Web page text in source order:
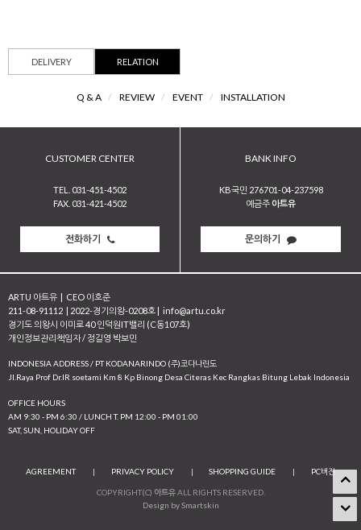
DELIVERY RELATION
Q & A / REVIEW / EVENT / INSTALLATION
CUSTOMER CENTER
TEL. 031-451-4502
FAX. 031-421-4502
전화하기
BANK INFO
KB국민 276701-04-237598
예금주 아트유
문의하기
ARTU 아트유 | CEO 이호준
211-08-91112 | 2022-경기의왕-0208호 | info@artu.co.kr
경기도 의왕시 이미로 40 인덕원IT밸리 (C동107호)
개인정보관리책임자 / 정길영 박보민
INDONESIA ADDRESS / PT KODANARINDO (주)코다나린도
JI.Raya Prof Dr.IR soetami Km 8 Kp Binong Desa Citeras Kec Rangkas Bitung Lebak Indonesia
OFFICE HOURS
AM 9:30 - PM 6:30 / LUNCH T. PM 12:00 - PM 01:00
SAT, SUN, HOLIDAY OFF
AGREEMENT | PRIVACY POLICY | SHOPPING GUIDE | PC버전
COPYRIGHT(C) 아트유ALL RIGHTS RESERVED.